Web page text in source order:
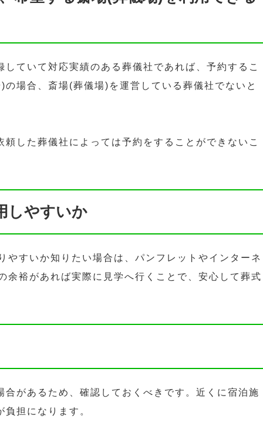
ていて対応実績のある葬儀社であれば、予約するこ
場合、斎場(葬儀場)を運営している葬儀社でないと
した葬儀社によっては予約をすることができないこ
しやすいか
やすいか知りたい場合は、パンフレットやインターネ
余裕があれば実際に見学へ行くことで、安心して葬式
があるため、確認しておくべきです。近くに宿泊施
担になります。